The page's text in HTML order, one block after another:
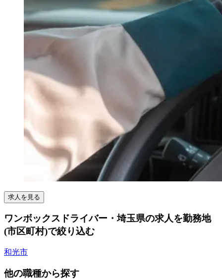
求人を見る
ワンボックスドライバー・埼玉県の求人を勤務地
(市区町村)で絞り込む
和光市
他の職種から探す